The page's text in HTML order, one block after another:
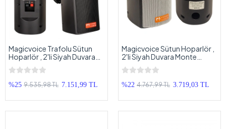
Magicvoice Trafolu Sütun
Hoparlör , 2'li Siyah Duvara
Monte Edilebilen Trafolu
Sütun Hoparlör , Siyah Sütun
2'li Hoparlör Trafolu
%25 9.535,98 TL 7.151,99 TL
Magicvoice Sütun Hoparlör ,
2'li Siyah Duvara Monte
Edilebilen Sütun Hoparlör ,
Siyah Sütun 2'li Hoparlör
%22 4.767,99 TL 3.719,03 TL